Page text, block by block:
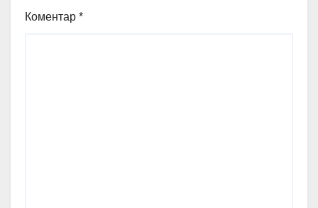
Коментар *